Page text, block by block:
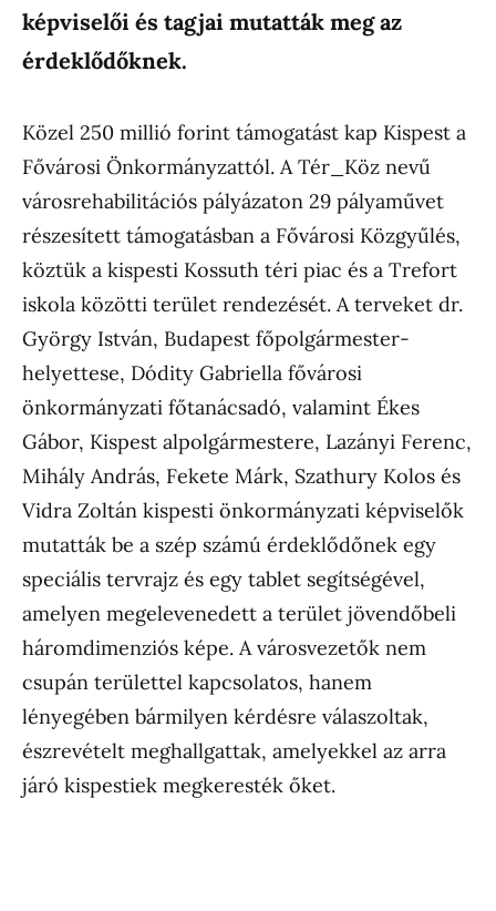
képviselői és tagjai mutatták meg az
érdeklődőknek.
Közel 250 millió forint támogatást kap Kispest a
Fővárosi Önkormányzattól. A Tér_Köz nevű
városrehabilitációs pályázaton 29 pályaművet
részesített támogatásban a Fővárosi Közgyűlés,
köztük a kispesti Kossuth téri piac és a Trefort
iskola közötti terület rendezését. A terveket dr.
György István, Budapest főpolgármester-
helyettese, Dódity Gabriella fővárosi
önkormányzati főtanácsadó, valamint Ékes
Gábor, Kispest alpolgármestere, Lazányi Ferenc,
Mihály András, Fekete Márk, Szathury Kolos és
Vidra Zoltán kispesti önkormányzati képviselők
mutatták be a szép számú érdeklődőnek egy
speciális tervrajz és egy tablet segítségével,
amelyen megelevenedett a terület jövendőbeli
háromdimenziós képe. A városvezetők nem
csupán területtel kapcsolatos, hanem
lényegében bármilyen kérdésre válaszoltak,
észrevételt meghallgattak, amelyekkel az arra
járó kispestiek megkeresték őket.